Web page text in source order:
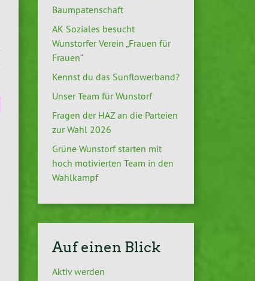
Baumpatenschaft
AK Soziales besucht
Wunstorfer Verein „Frauen für
Frauen“
Kennst du das Sunflowerband?
Unser Team für Wunstorf
Fragen der HAZ an die Parteien
zur Wahl 2026
Grüne Wunstorf starten mit
hoch motivierten Team in den
Wahlkampf
Auf einen Blick
Aktiv werden